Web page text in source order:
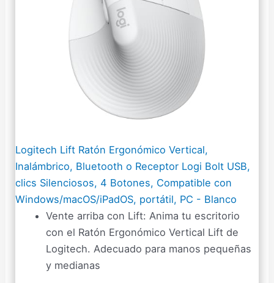
Logitech Lift Ratón Ergonómico Vertical,
Inalámbrico, Bluetooth o Receptor Logi Bolt USB,
clics Silenciosos, 4 Botones, Compatible con
Windows/macOS/iPadOS, portátil, PC - Blanco
Vente arriba con Lift: Anima tu escritorio
con el Ratón Ergonómico Vertical Lift de
Logitech. Adecuado para manos pequeñas
y medianas